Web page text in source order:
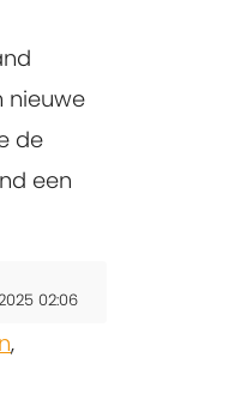
nieuwe
de
een
02:06
,